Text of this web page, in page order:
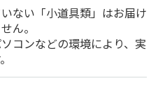
ない「小道具類」はお届け
ん。
コンなどの環境により、実